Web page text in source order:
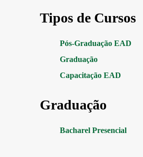
Tipos de Cursos
Pós-Graduação EAD
Graduação
Capacitação EAD
Graduação
Bacharel Presencial